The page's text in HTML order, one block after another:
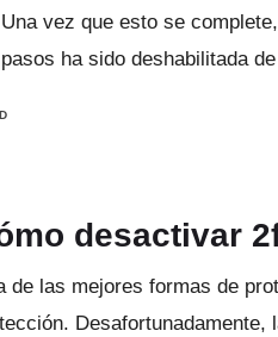
Una vez que esto se
pasos ha sido deshabilitada
desactivar
de las mejores formas de